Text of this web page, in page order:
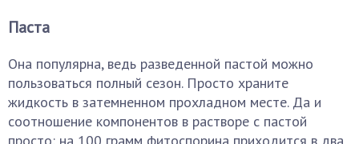
Паста
Она популярна, ведь разведенной пастой можно
пользоваться полный сезон. Просто храните
жидкость в затемненном прохладном месте. Да и
соотношение компонентов в растворе с пастой